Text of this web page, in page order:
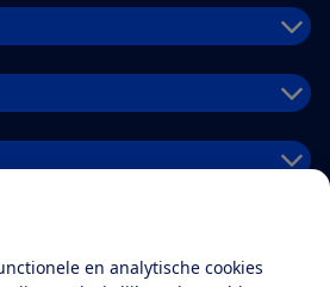
en analytische cookies